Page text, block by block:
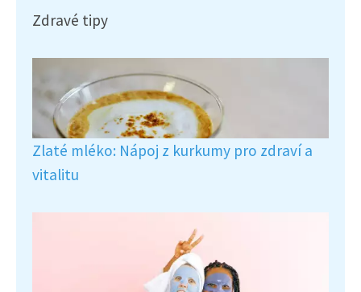
Zdravé tipy
Zlaté mléko: Nápoj z kurkumy pro zdraví a
vitalitu